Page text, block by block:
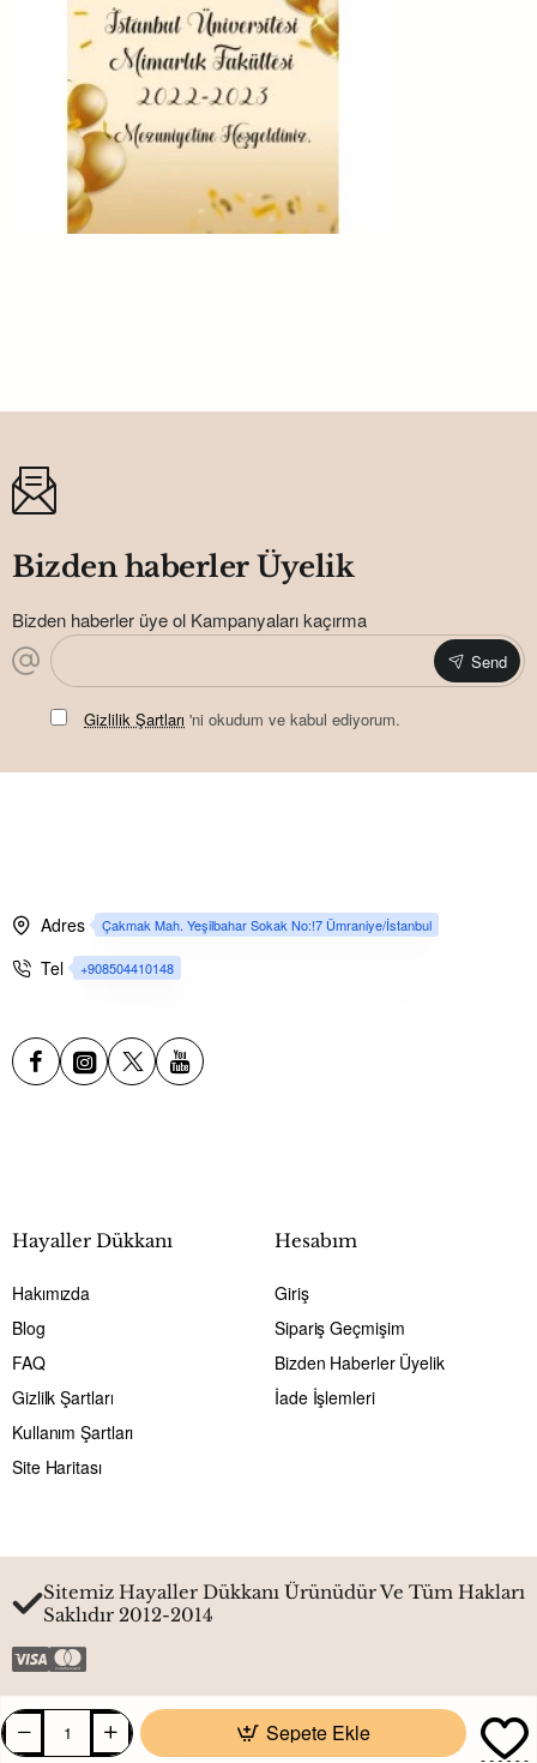
Sepete Ekle
Bizden haberler Üyelik
Bizden haberler üye ol Kampanyaları kaçırma
Send
Gizlilik Şartları 'ni okudum ve kabul ediyorum.
Adres Çakmak Mah. Yeşilbahar Sokak No:!7 Ümraniye/İstanbul
Tel +908504410148
Hayaller Dükkanı
Hakımızda
Blog
FAQ
Gizlilk Şartları
Kullanım Şartları
Site Haritası
Hesabım
Giriş
Sipariş Geçmişim
Bizden Haberler Üyelik
İade İşlemleri
Sitemiz Hayaller Dükkanı Ürünüdür Ve Tüm Hakları
Saklıdır 2012-2014